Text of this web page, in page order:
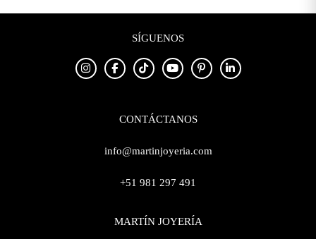
SÍGUENOS
CONTÁCTANOS
info@martinjoyeria.com
+51 981 297 491
MARTÍN JOYERÍA